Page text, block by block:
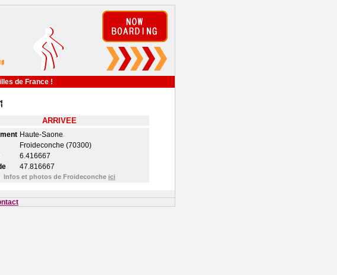
de France !
ARRIVEE
Haute-Saone
Froideconche (70300)
6.416667
47.816667
Infos et photos de Froideconche ici